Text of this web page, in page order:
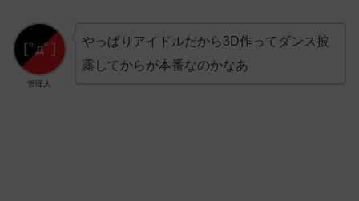
管理人
やっぱりアイドルだから3D作ってダンス披
露してからが本番なのかなあ